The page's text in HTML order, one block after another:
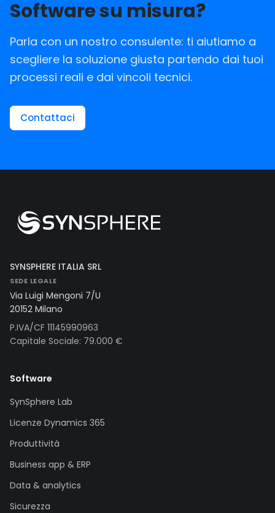
Software su misura?
Parla con un nostro consulente: ti aiutiamo a
scegliere la soluzione giusta partendo dai tuoi
processi reali e dai vincoli tecnici.
Contattaci
SYNSPHERE ITALIA SRL
SEDE LEGALE
Via Luigi Mengoni 7/U
20152 Milano
P.IVA/CF 11145990963
Capitale Sociale: 79.000 €
Software
SynSphere Lab
Licenze Dynamics 365
Produttività
Business app & ERP
Data & analytics
Sicurezza